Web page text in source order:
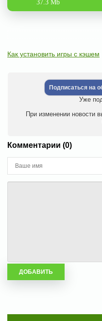
37.3 Mb
Как установить игры с кэшем
Подписаться на
Уже
При изменении новости
Комментарии (0)